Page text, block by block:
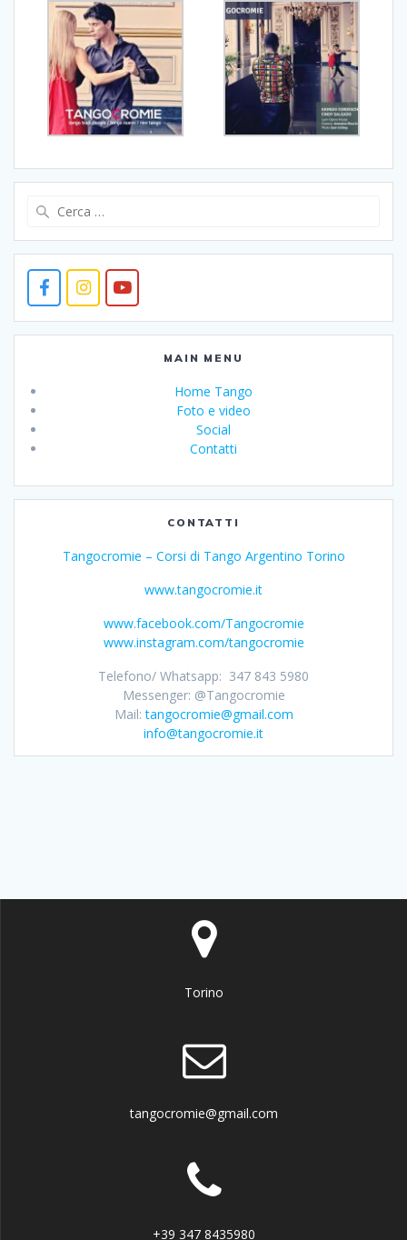
MAIN MENU
Home Tango
Foto e video
Social
Contatti
CONTATTI
Tangocromie – Corsi di Tango Argentino Torino
www.tangocromie.it
www.facebook.com/Tangocromie
www.instagram.com/tangocromie
Telefono/ Whatsapp: 347 843 5980
Messenger: @Tangocromie
Mail:tangocromie@gmail.com
info@tangocromie.it
Torino
tangocromie@gmail.com
+39 347 8435980